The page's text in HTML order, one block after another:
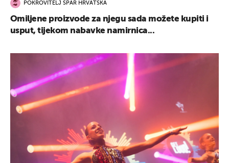
POKROVITELJ SPAR HRVATSKA
Omiljene proizvode za njegu sada možete kupiti i
usput, tijekom nabavke namirnica...